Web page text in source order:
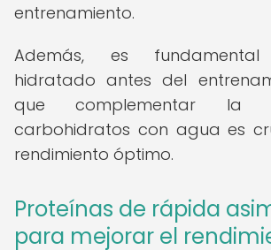
entrenamiento.
Además, es fundamental
hidratado antes del
que complementar la
carbohidratos con agua es
rendimiento óptimo.
Proteínas de rápida
para mejorar el